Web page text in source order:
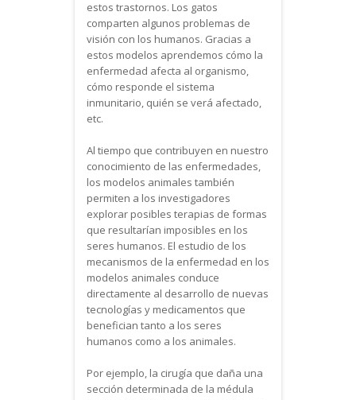
estos trastornos. Los gatos
comparten algunos problemas de
visión con los humanos. Gracias a
estos modelos aprendemos cómo la
enfermedad afecta al organismo,
cómo responde el sistema
inmunitario, quién se verá afectado,
etc.
Al tiempo que contribuyen en nuestro
conocimiento de las enfermedades,
los modelos animales también
permiten a los investigadores
explorar posibles terapias de formas
que resultarían imposibles en los
seres humanos. El estudio de los
mecanismos de la enfermedad en los
modelos animales conduce
directamente al desarrollo de nuevas
tecnologías y medicamentos que
benefician tanto a los seres
humanos como a los animales.
Por ejemplo, la cirugía que daña una
sección determinada de la médula